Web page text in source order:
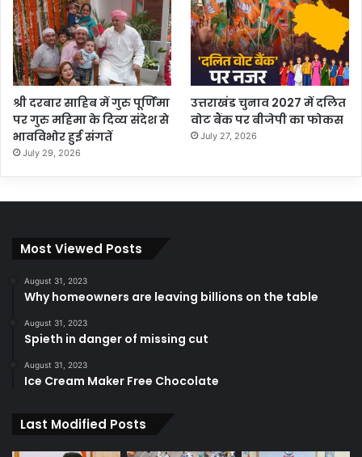
श्री दरबार साहिब में गुरु पूर्णिमा
पर गुरु महिमा के दिव्य संदेश से
भावविभोर हुई संगतें
July 29, 2026
उत्तराखंड चुनाव 2027 में दलित
वोट बैंक पर बीजेपी का फोकस
July 27, 2026
Most Viewed Posts
August 31, 2023
Why homeowners are leaving billions on the table
August 31, 2023
Spieth in danger of missing cut
August 31, 2023
Ice Cream Maker Free Chocolate
Last Modified Posts